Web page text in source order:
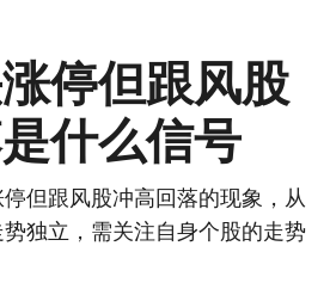
停但跟风股
什么信号
但跟风股冲高回落的现象，从
独立，需关注自身个股的走势